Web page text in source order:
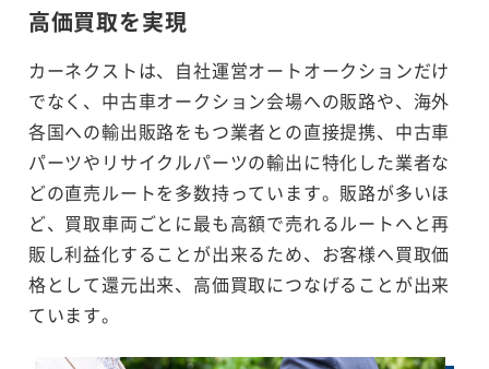
高価買取を実現
カーネクストは、自社運営オートオークションだけ
でなく、中古車オークション会場への販路や、海外
各国への輸出販路をもつ業者との直接提携、中古車
パーツやリサイクルパーツの輸出に特化した業者な
どの直売ルートを多数持っています。販路が多いほ
ど、買取車両ごとに最も高額で売れるルートへと再
販し利益化することが出来るため、お客様へ買取価
格として還元出来、高価買取につなげることが出来
ています。